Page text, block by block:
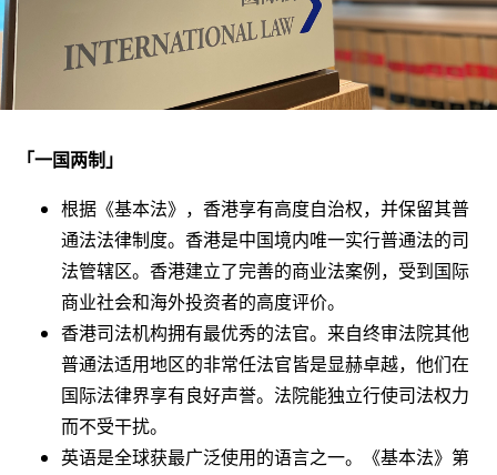
「一国两制」
根据《基本法》，香港享有高度自治权，并保留其普
通法法律制度。香港是中国境内唯一实行普通法的司
法管辖区。香港建立了完善的商业法案例，受到国际
商业社会和海外投资者的高度评价。
香港司法机构拥有最优秀的法官。来自终审法院其他
普通法适用地区的非常任法官皆是显赫卓越，他们在
国际法律界享有良好声誉。法院能独立行使司法权力
而不受干扰。
英语是全球获最广泛使用的语言之一。《基本法》第